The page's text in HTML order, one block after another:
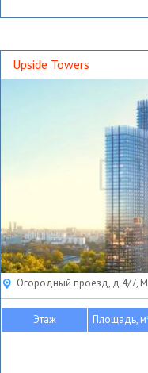
Upside Towers
Огородный проезд, д 4/7,
Этаж Площадь, м2